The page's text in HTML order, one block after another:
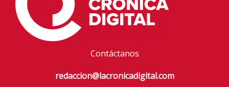
Contáctanos
redaccion@lacronicadigital.com